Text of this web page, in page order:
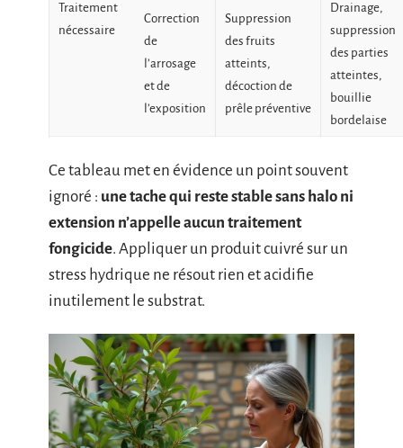
Traitement
nécessaire
Correction
de
l’arrosage
et de
l’exposition
Suppression
des fruits
atteints,
décoction de
prêle préventive
Drainage,
suppression
des parties
atteintes,
bouillie
bordelaise
Ce tableau met en évidence un point souvent
ignoré : une tache qui reste stable sans halo ni
extension n’appelle aucun traitement
fongicide. Appliquer un produit cuivré sur un
stress hydrique ne résout rien et acidifie
inutilement le substrat.